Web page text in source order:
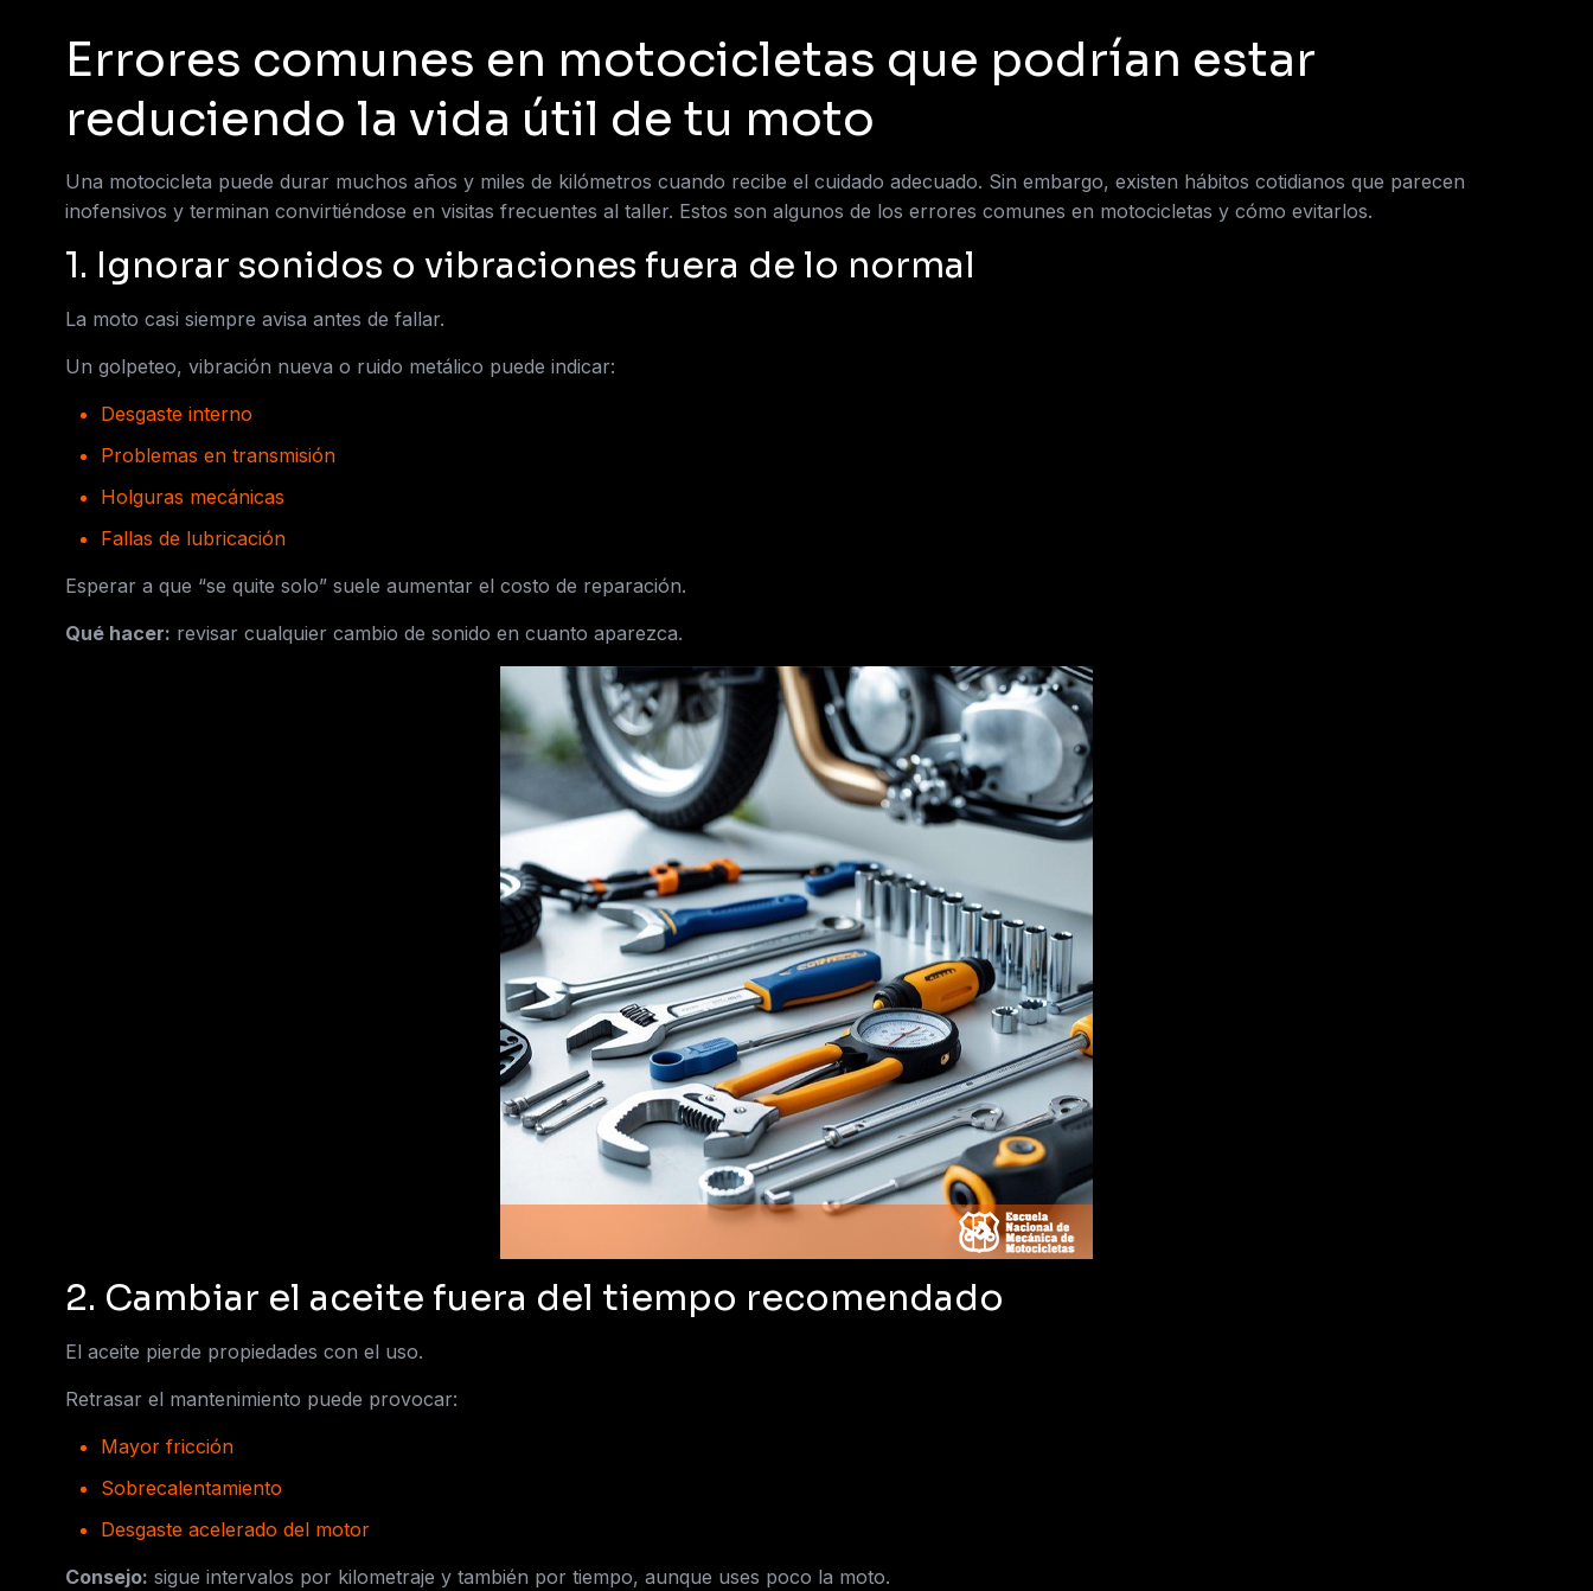
Errores comunes en motocicletas que podrían estar
reduciendo la vida útil de tu moto
Una motocicleta puede durar muchos años y miles de kilómetros cuando recibe el cuidado adecuado. Sin embargo, existen hábitos cotidianos que parecen
inofensivos y terminan convirtiéndose en visitas frecuentes al taller. Estos son algunos de los errores comunes en motocicletas y cómo evitarlos.
1. Ignorar sonidos o vibraciones fuera de lo normal
La moto casi siempre avisa antes de fallar.
Un golpeteo, vibración nueva o ruido metálico puede indicar:
Desgaste interno
Problemas en transmisión
Holguras mecánicas
Fallas de lubricación
Esperar a que “se quite solo” suele aumentar el costo de reparación.
Qué hacer: revisar cualquier cambio de sonido en cuanto aparezca.
2. Cambiar el aceite fuera del tiempo recomendado
El aceite pierde propiedades con el uso.
Retrasar el mantenimiento puede provocar:
Mayor fricción
Sobrecalentamiento
Desgaste acelerado del motor
Consejo: sigue intervalos por kilometraje y también por tiempo, aunque uses poco la moto.